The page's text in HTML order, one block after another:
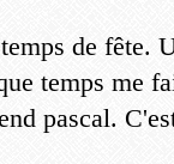
de fête.
temps me
pascal.